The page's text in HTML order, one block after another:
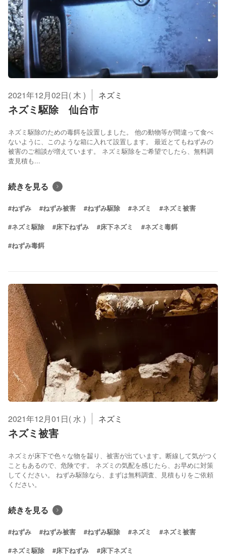
2021年12月02日( 木 ) ネズミ
ネズミ駆除 仙台市
ネズミ駆除のための毒餌を設置しました。 他の動物等が間違って食べ
ないように、このような箱に入れて設置します。 最近とてもねずみの
被害のご相談が増えています。 ネズミ駆除をご希望でしたら、無料調
査見積も...
続きを見る
#ねずみ #ねずみ被害 #ねずみ駆除 #ネズミ #ネズミ被害
#ネズミ駆除 #床下ねずみ #床下ネズミ #ネズミ毒餌
#ねずみ毒餌
2021年12月01日( 水 ) ネズミ
ネズミ被害
ネズミが床下で色々な物を齧り、被害が出ています。断線して気がつく
こともあるので、危険です。 ネズミの気配を感じたら、お早めに対策
してください。 ねずみ駆除なら、まずは無料調査、見積もりをご依頼
ください。
続きを見る
#ねずみ #ねずみ被害 #ねずみ駆除 #ネズミ #ネズミ被害
#ネズミ駆除 #床下ねずみ #床下ネズミ